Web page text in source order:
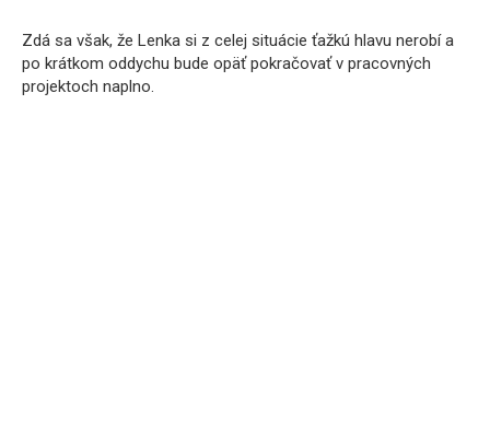
Zdá sa však, že Lenka si z celej situácie ťažkú hlavu nerobí a
po krátkom oddychu bude opäť pokračovať v pracovných
projektoch naplno.